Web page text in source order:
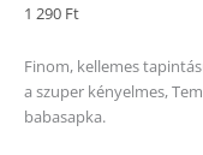
1 290 Ft
Finom, kellemes
a szuper kényelmes,
babasapka.